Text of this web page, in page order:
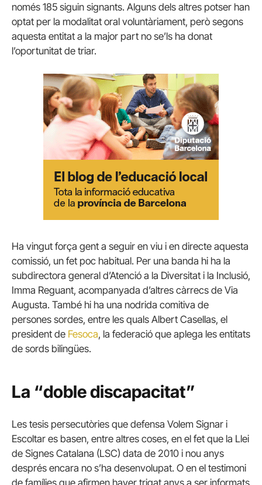
només 185 siguin signants. Alguns dels altres potser han
optat per la modalitat oral voluntàriament, però segons
aquesta entitat a la major part no se’ls ha donat
l’oportunitat de triar.
Ha vingut força gent a seguir en viu i en directe aquesta
comissió, un fet poc habitual. Per una banda hi ha la
subdirectora general d’Atenció a la Diversitat i la Inclusió,
Imma Reguant, acompanyada d’altres càrrecs de Via
Augusta. També hi ha una nodrida comitiva de
persones sordes, entre les quals Albert Casellas, el
president de Fesoca, la federació que aplega les entitats
de sords bilingües.
La “doble discapacitat”
Les tesis persecutòries que defensa Volem Signar i
Escoltar es basen, entre altres coses, en el fet que la Llei
de Signes Catalana (LSC) data de 2010 i nou anys
després encara no s’ha desenvolupat. O en el testimoni